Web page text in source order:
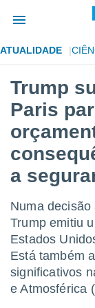
foi
para
as
fornecidas
das
e
digital
ATUALIDADE
Trump
Paris
a
Numa
Trump emitiu
Estados
Está também
significativos
e Atmosférica